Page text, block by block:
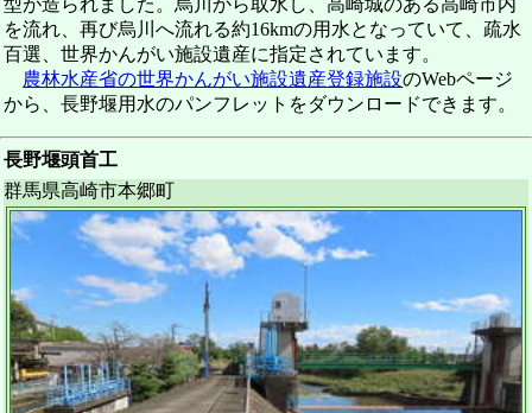
型が造られました。烏川から取水し、高崎城のある高崎市内
を流れ、再び烏川へ流れる約16kmの用水となっていて、疏水
百選、世界かんがい施設遺産に指定されています。
農林水産省の世界かんがい施設遺産登録施設のWebページ
から、長野堰用水のパンフレットをダウンロードできます。
長野堰頭首工
群馬県高崎市本郷町